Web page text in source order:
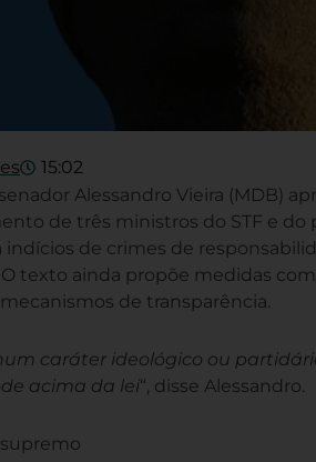
15:02
Alessandro Vieira (MDB)
de três ministros do STF e do
de crimes de
O texto ainda propõe medidas
de transparência.
caráter ideológico ou
acima da lei“, disse Alessandro.